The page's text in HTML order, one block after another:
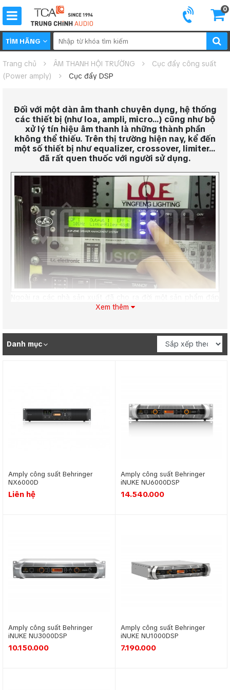
0
TÌM HÃNG
Trang chủ ÂM THANH HỘI TRƯỜNG
Cục đẩy công suất
(Power amply)
Cục đẩy DSP
Đối với một dàn âm thanh chuyên dụng, hệ thống
các thiết bị (như loa, ampli, micro…) cũng như bộ
xử lý tín hiệu âm thanh là những thành phần
không thể thiếu. Trên thị trường hiện nay, kể đến
một số thiết bị như equalizer, crossover, limiter…
đã rất quen thuốc với người sử dụng.
ứng được nhu cầu cao hơn của người sử dụng, đó là bộ xử lý
tốt hơn rất nhiều. Các thiếu bị như equalizer, crossover hay
limiter cũng được tích hợp trong bộ DSP.
điện thoại hay máy tính từ các nhà sản xuất. Những công
dụng nổi trội của thiết bị gồm:
Đảo phase âm thanh nhằm triêu tiêu hoặc cộng hưởng
âm thanh.
Canh delay cho âm thanh của loa.
chất lượng âm thanh tốt nhất có thể.
Xem thêm
Danh mục
Amply công suất Behringer
NX6000D
Liên hệ
Amply công suất Behringer
iNUKE NU6000DSP
14.540.000
Amply công suất Behringer
iNUKE NU3000DSP
10.150.000
Amply công suất Behringer
iNUKE NU1000DSP
7.190.000